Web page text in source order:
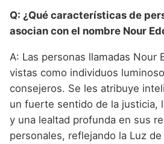
Q: ¿Qué características de
asocian con el nombre Nour
A: Las personas llamadas Nour
vistas como individuos
consejeros. Se les atribuye
un fuerte sentido de la justicia,
y una lealtad profunda en sus
personales, reflejando la Luz de